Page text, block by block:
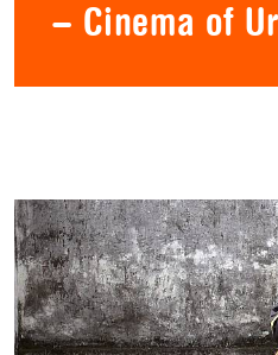
– Cinema of